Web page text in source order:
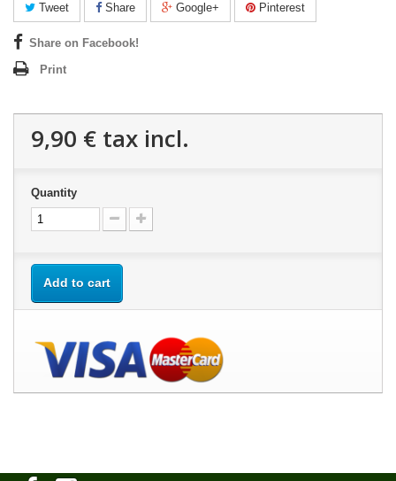
Tweet Share Google+ Pinterest
Share on Facebook!
Print
9,90 € tax incl.
Quantity
Add to cart